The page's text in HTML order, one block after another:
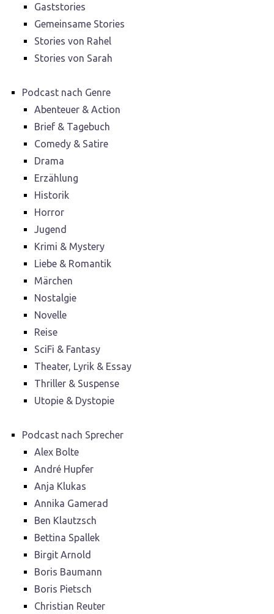
Gaststories
Gemeinsame Stories
Stories von Rahel
Stories von Sarah
Podcast nach Genre
Abenteuer & Action
Brief & Tagebuch
Comedy & Satire
Drama
Erzählung
Historik
Horror
Jugend
Krimi & Mystery
Liebe & Romantik
Märchen
Nostalgie
Novelle
Reise
SciFi & Fantasy
Theater, Lyrik & Essay
Thriller & Suspense
Utopie & Dystopie
Podcast nach Sprecher
Alex Bolte
André Hupfer
Anja Klukas
Annika Gamerad
Ben Klautzsch
Bettina Spallek
Birgit Arnold
Boris Baumann
Boris Pietsch
Christian Reuter